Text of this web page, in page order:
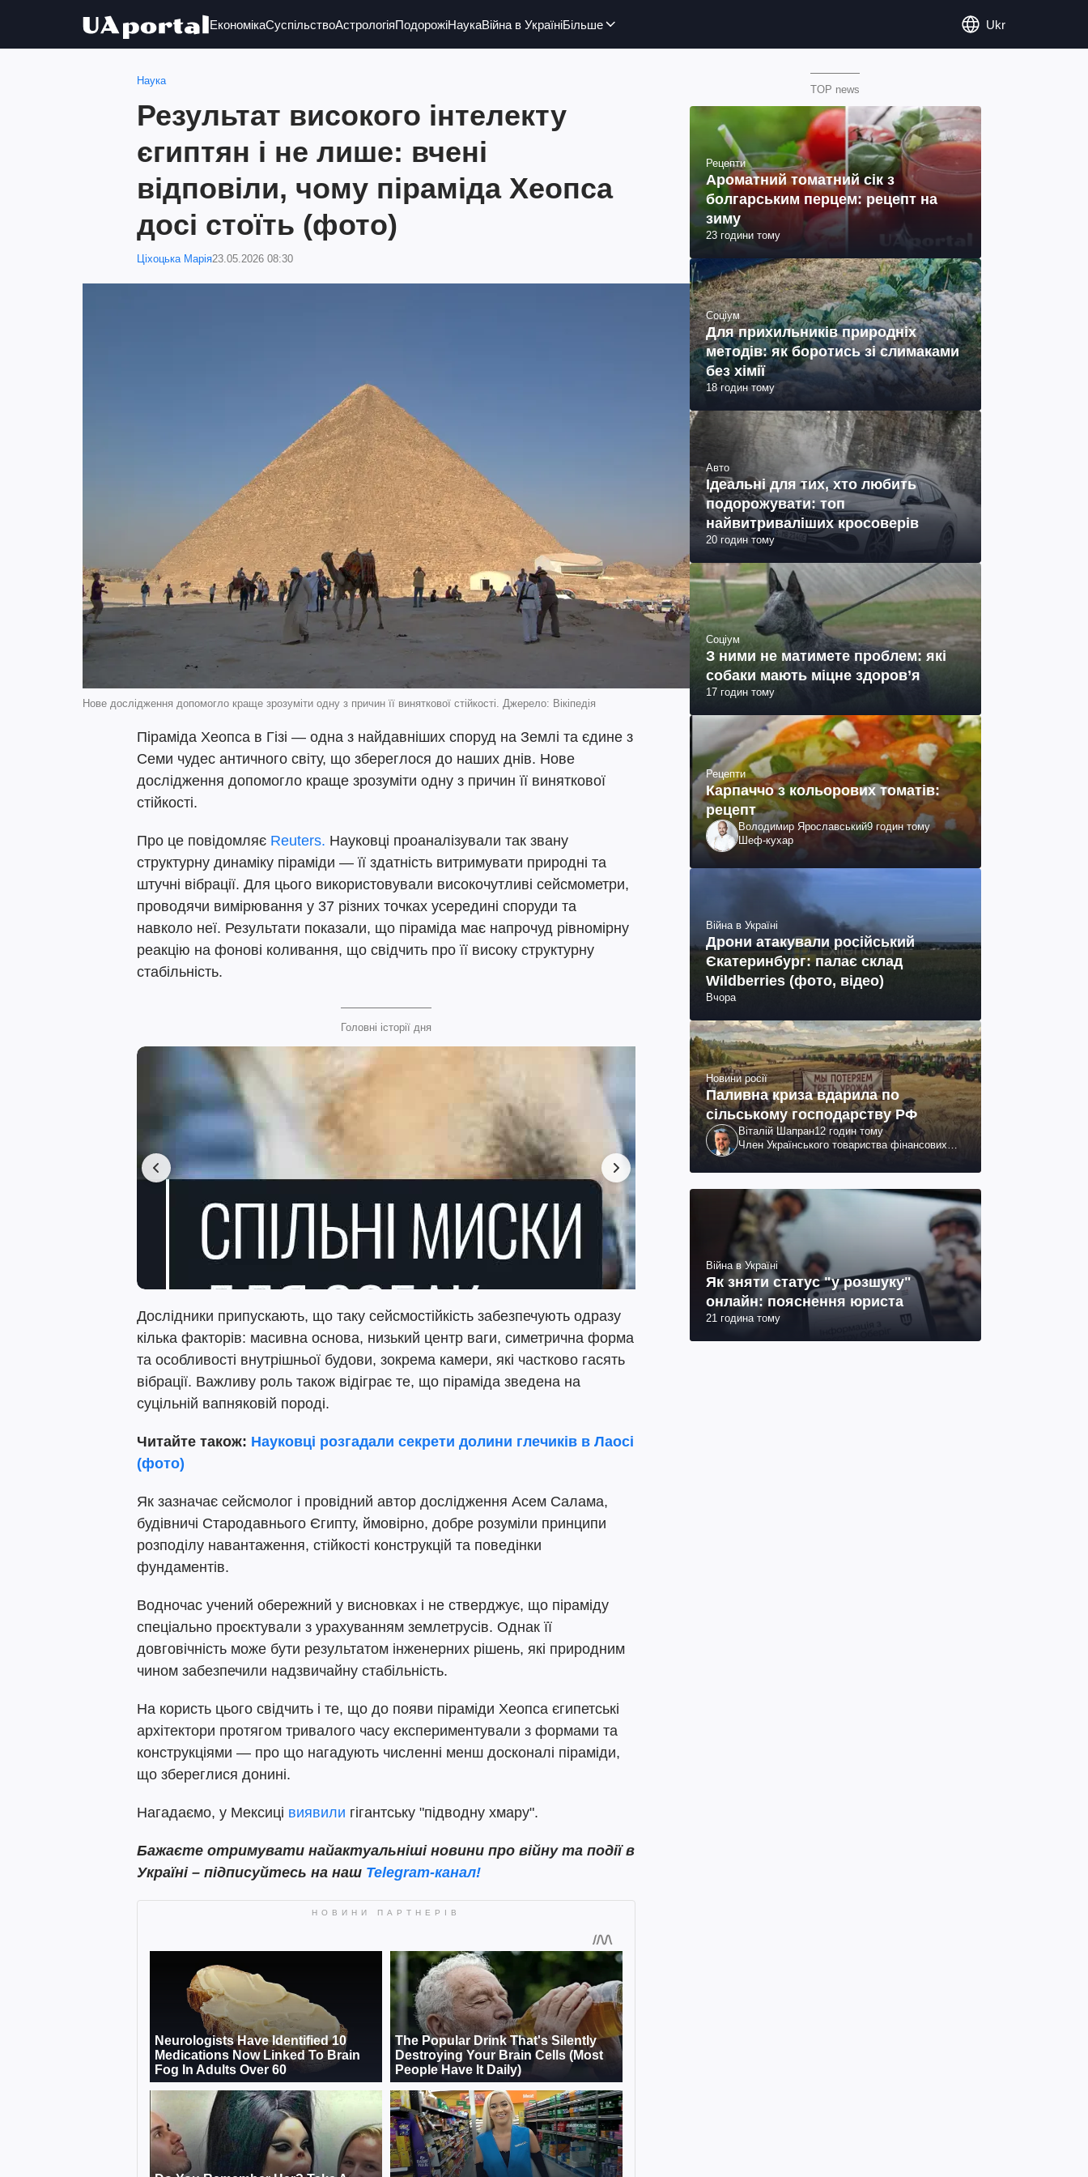
ЕкономікаСуспільствоАстрологіяПодорожіНаукаВійна в УкраїніБільше Ukr
Наука
Результат високого інтелекту
єгиптян і не лише: вчені
відповіли, чому піраміда Хеопса
досі стоїть (фото)
Ціхоцька Марія23.05.2026 08:30
Нове дослідження допомогло краще зрозуміти одну з причин її виняткової стійкості. Джерело: Вікіпедія
Піраміда Хеопса в Гізі — одна з найдавніших споруд на Землі та єдине з
Семи чудес античного світу, що збереглося до наших днів. Нове
дослідження допомогло краще зрозуміти одну з причин її виняткової
стійкості.
Про це повідомляє Reuters. Науковці проаналізували так звану
структурну динаміку піраміди — її здатність витримувати природні та
штучні вібрації. Для цього використовували високочутливі сейсмометри,
проводячи вимірювання у 37 різних точках усередині споруди та
навколо неї. Результати показали, що піраміда має напрочуд рівномірну
реакцію на фонові коливання, що свідчить про її високу структурну
стабільність.
Головні історії дня
Дослідники припускають, що таку сейсмостійкість забезпечують одразу
кілька факторів: масивна основа, низький центр ваги, симетрична форма
та особливості внутрішньої будови, зокрема камери, які частково гасять
вібрації. Важливу роль також відіграє те, що піраміда зведена на
суцільній вапняковій породі.
Читайте також: Науковці розгадали секрети долини глечиків в Лаосі
(фото)
Як зазначає сейсмолог і провідний автор дослідження Асем Салама,
будівничі Стародавнього Єгипту, ймовірно, добре розуміли принципи
розподілу навантаження, стійкості конструкцій та поведінки
фундаментів.
Водночас учений обережний у висновках і не стверджує, що піраміду
спеціально проєктували з урахуванням землетрусів. Однак її
довговічність може бути результатом інженерних рішень, які природним
чином забезпечили надзвичайну стабільність.
На користь цього свідчить і те, що до появи піраміди Хеопса єгипетські
архітектори протягом тривалого часу експериментували з формами та
конструкціями — про що нагадують численні менш досконалі піраміди,
що збереглися донині.
Нагадаємо, у Мексиці виявили гігантську "підводну хмару".
Бажаєте отримувати найактуальніші новини про війну та події в
Україні – підписуйтесь на наш Telegram-канал!
TOP news
Рецепти
Ароматний томатний сік з
болгарським перцем: рецепт на
зиму
23 години тому
Соціум
Для прихильників природніх
методів: як боротись зі слимаками
без хімії
18 годин тому
Авто
Ідеальні для тих, хто любить
подорожувати: топ
найвитриваліших кросоверів
20 годин тому
Соціум
З ними не матимете проблем: які
собаки мають міцне здоров’я
17 годин тому
Рецепти
Карпаччо з кольорових томатів:
рецепт
Володимир Ярославський9 годин тому
Шеф-кухар
Війна в Україні
Дрони атакували російський
Єкатеринбург: палає склад
Wildberries (фото, відео)
Вчора
Новини росії
Паливна криза вдарила по
сільському господарству РФ
Віталій Шапран12 годин тому
Член Українського товариства фінансових
Війна в Україні
Як зняти статус "у розшуку"
онлайн: пояснення юриста
21 година тому